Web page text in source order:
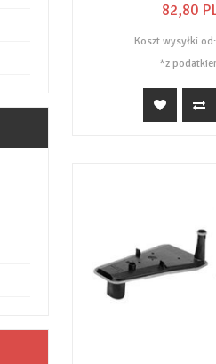
82,80
Koszt wysyłki
*z